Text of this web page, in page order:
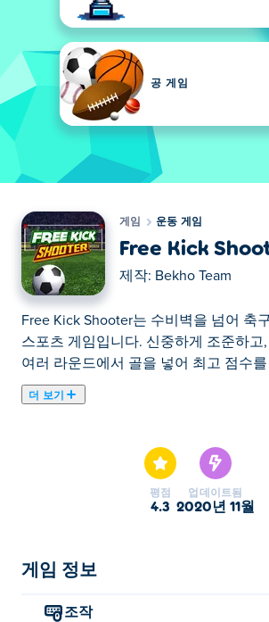
공 게임
게임 운동 게임
Free Kick
제작: Bekho Team
Free Kick Shooter는 수비벽을 넘어 축
스포츠 게임입니다. 신중하게 조준하고
여러 라운드에서 골을 넣어 최고 점수
더 보기
평점
4.3
업데이트됨
2020년 11월
게임 정보
조작